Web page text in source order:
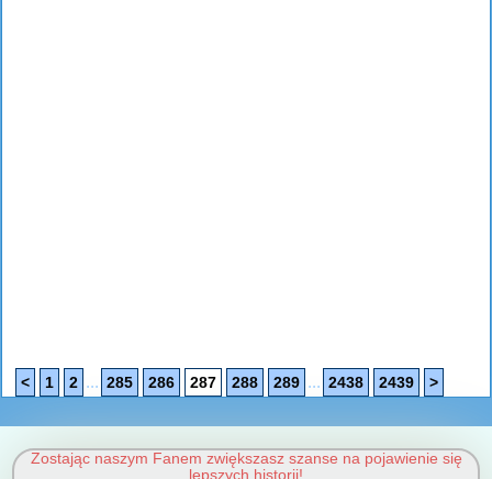
< 1 2 ... 285 286 287 288 289 ... 2438 2439 >
Zostając naszym Fanem zwiększasz szanse na pojawienie się
lepszych historii!